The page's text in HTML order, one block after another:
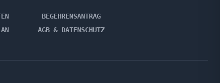
BEGEHRENSANTRAG
AGB & DATENSCHUTZ